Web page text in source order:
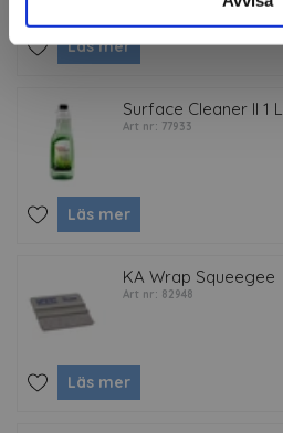
Läs mer
Surface Cleaner II 1 L
Art nr: 77933
Läs mer
KA Wrap Squeegee
Art nr: 82948
Läs mer